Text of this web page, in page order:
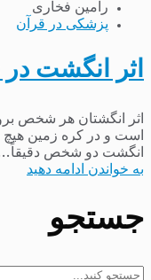
رامین فخاری
پزشکی در قرآن
اثر انگشت
اثر انگشتان هر شخص
است و در کره زمین هیچ
انگشت دو شخص
به خواندن ادامه دهید
جستجو
جستجو